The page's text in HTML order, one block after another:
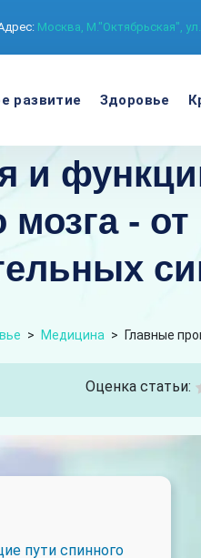
Москва, М."Октябрьская",
развитие Здоровье
и
мозга -
> Медицина > Главные
Оценка статьи:
пути спинного